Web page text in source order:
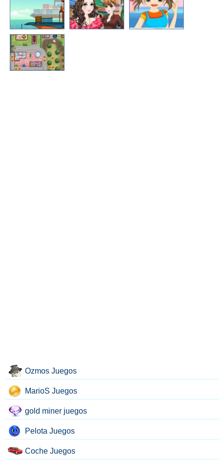
Ozmos Juegos
MarioS Juegos
gold miner juegos
Pelota Juegos
Coche Juegos